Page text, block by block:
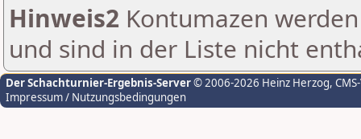
Hinweis2 Kontumazen
und sind in der Liste nicht
Der Schachturnier-Ergebnis-Server© 2006-2026 Heinz Herzog,
Impressum / Nutzungsbedingungen